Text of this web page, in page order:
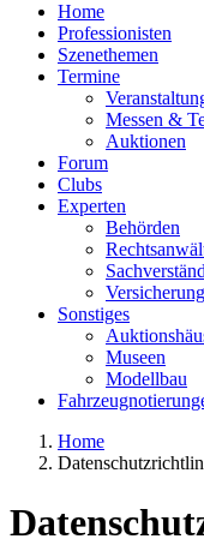
Home
Professionisten
Szenethemen
Termine
Messen &
Auktionen
Forum
Clubs
Experten
Behörden
Sonstiges
Museen
Modellbau
Home